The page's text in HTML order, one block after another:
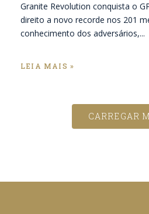
Granite Revolution conquista o
direito a novo recorde nos 201
conhecimento dos adversários,...
LEIA MAIS »
CARREGAR